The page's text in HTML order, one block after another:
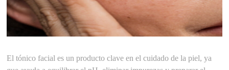
El tónico facial es un producto clave en el cuidado de la piel, ya